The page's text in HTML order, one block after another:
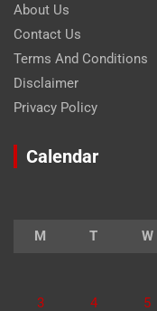
About Us
Contact Us
Terms And Conditions
Disclaimer
Privacy Policy
Calendar
M T W
3 4 5